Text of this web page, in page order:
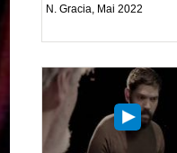
N. Gracia, Mai 2022